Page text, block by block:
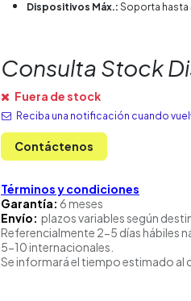
Dispositivos Máx.: Soporta hasta
Consulta Stock
Fuera de stock
Reciba una notificación cuando
Contáctenos
Términos y condiciones
Garantía: 6 meses
Envío: plazos variables según
Referencialmente 2-5 días hábiles
5-10 internacionales.
Se informará el tiempo estimado al